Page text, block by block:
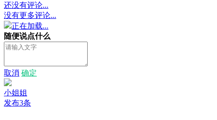
还没有评论...
没有更多评论...
正在加载...
随便说点什么
取消 确定
小姐姐
发布3条